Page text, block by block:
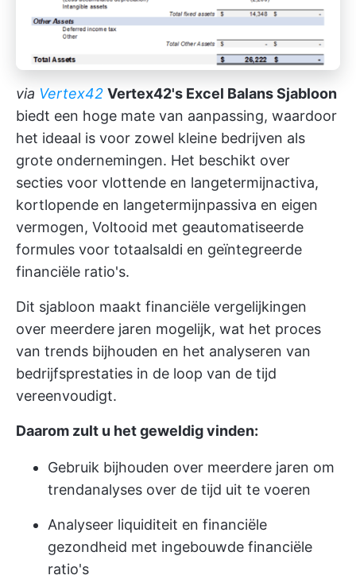
via Vertex42 Vertex42's Excel Balans Sjabloon
biedt een hoge mate van aanpassing, waardoor
het ideaal is voor zowel kleine bedrijven als
grote ondernemingen. Het beschikt over
secties voor vlottende en langetermijnactiva,
kortlopende en langetermijnpassiva en eigen
vermogen, Voltooid met geautomatiseerde
formules voor totaalsaldi en geïntegreerde
financiële ratio's.
Dit sjabloon maakt financiële vergelijkingen
over meerdere jaren mogelijk, wat het proces
van trends bijhouden en het analyseren van
bedrijfsprestaties in de loop van de tijd
vereenvoudigt.
Daarom zult u het geweldig vinden:
Gebruik bijhouden over meerdere jaren om
trendanalyses over de tijd uit te voeren
Analyseer liquiditeit en financiële
gezondheid met ingebouwde financiële
ratio's